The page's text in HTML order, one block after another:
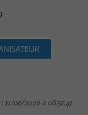
11/06/2026 à 08:51:41